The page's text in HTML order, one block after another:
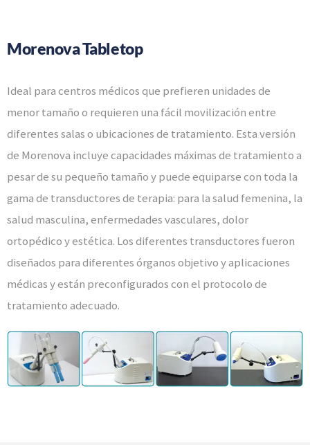
Morenova Tabletop
Ideal para centros médicos que prefieren unidades de
menor tamaño o requieren una fácil movilización entre
diferentes salas o ubicaciones de tratamiento. Esta versión
de Morenova incluye capacidades máximas de tratamiento a
pesar de su pequeño tamaño y puede equiparse con toda la
gama de transductores de terapia: para la salud femenina, la
salud masculina, enfermedades vasculares, dolor
ortopédico y estética. Los diferentes transductores fueron
diseñados para diferentes órganos objetivo y aplicaciones
médicas y están preconfigurados con el protocolo de
tratamiento adecuado.